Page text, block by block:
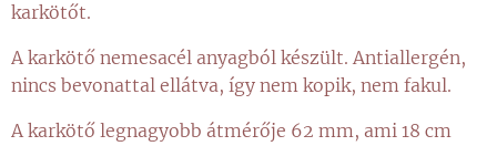
karkötőt.
A karkötő nemesacél anyagból készült. Antiallergén,
nincs bevonattal ellátva, így nem kopik, nem fakul.
A karkötő legnagyobb átmérője 62 mm, ami 18 cm